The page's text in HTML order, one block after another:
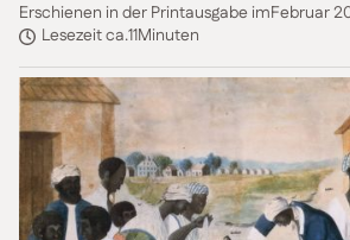
Erschienen in der Printausgabe imFebruar
Lesezeit ca.11Minuten